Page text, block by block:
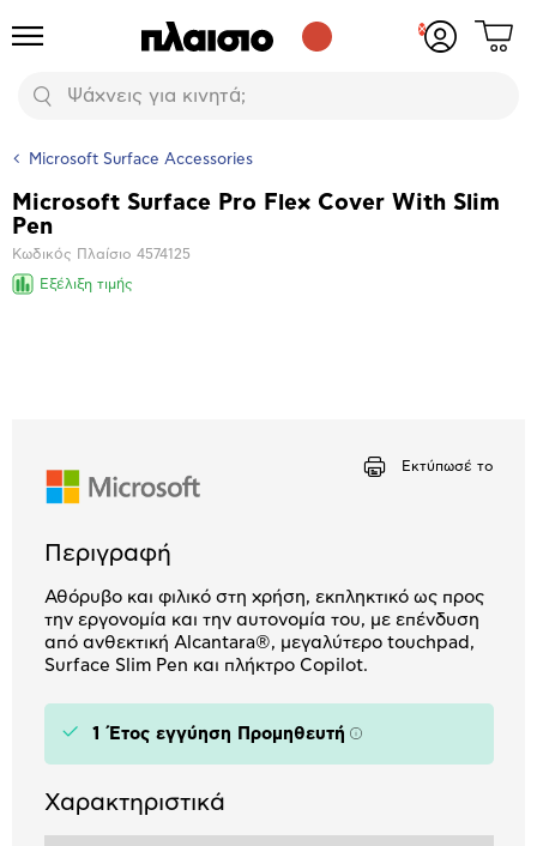
Προϊόντα
Αναζήτηση
Δες
Microsoft Surface Accessories
Βασικά
χαρακτηριστικά
Microsoft Surface Pro Flex Cover With Slim
Pen
Κωδικός Πλαίσιο 4574125
Εξέλιξη τιμής
Εκτύπωσέ το
Περιγραφή
Αθόρυβο και φιλικό στη χρήση, εκπληκτικό ως προς
την εργονομία και την αυτονομία του, με επένδυση
από ανθεκτική Alcantara®, μεγαλύτερο touchpad,
Surface Slim Pen και πλήκτρο Copilot.
1 Έτος εγγύηση Προμηθευτή Πληροφορίες
Χαρακτηριστικά